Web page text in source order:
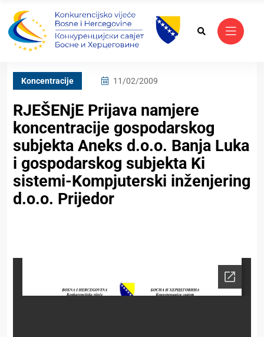
Koncentracije 11/02/2009
RJEŠENjE Prijava namjere
koncentracije gospodarskog
subjekta Aneks d.o.o. Banja Luka
i gospodarskog subjekta Ki
sistemi-Kompjuterski inženjering
d.o.o. Prijedor